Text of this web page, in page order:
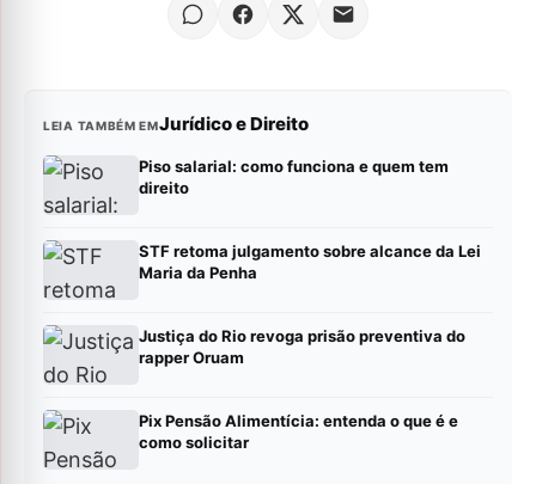
LEIA TAMBÉM EMJurídico e Direito
Piso salarial: como funciona e quem tem
direito
STF retoma julgamento sobre alcance da Lei
Maria da Penha
Justiça do Rio revoga prisão preventiva do
rapper Oruam
Pix Pensão Alimentícia: entenda o que é e
como solicitar